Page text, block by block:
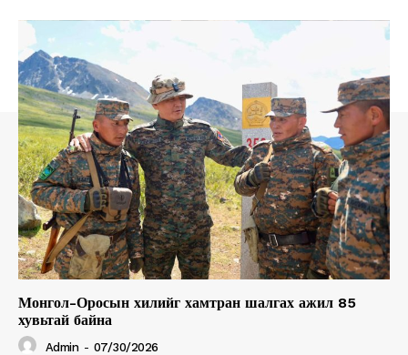
Монгол-Оросын хилийг хамтран шалгах ажил 85
хувьтай байна
Admin - 07/30/2026